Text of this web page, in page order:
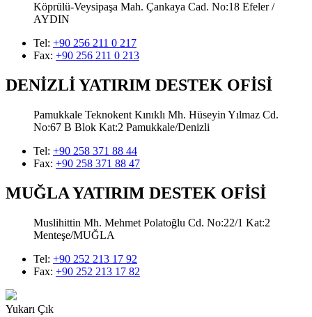
Köprülü-Veysipaşa Mah. Çankaya Cad. No:18 Efeler /
AYDIN
Tel: +90 256 211 0 217
Fax: +90 256 211 0 213
DENİZLİ YATIRIM DESTEK OFİSİ
Pamukkale Teknokent Kınıklı Mh. Hüseyin Yılmaz Cd.
No:67 B Blok Kat:2 Pamukkale/Denizli
Tel: +90 258 371 88 44
Fax: +90 258 371 88 47
MUĞLA YATIRIM DESTEK OFİSİ
Muslihittin Mh. Mehmet Polatoğlu Cd. No:22/1 Kat:2
Menteşe/MUĞLA
Tel: +90 252 213 17 92
Fax: +90 252 213 17 82
Yukarı Çık